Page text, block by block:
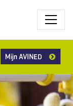
Mijn AVINED